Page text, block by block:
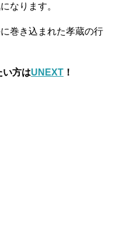
なります。
巻き込まれた孝蔵の行
い方はUNEXT ！